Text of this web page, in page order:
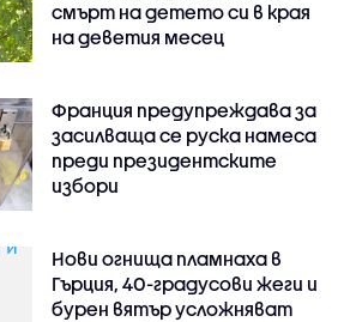
смърт на детето си в края
на деветия месец
Франция предупреждава за
засилваща се руска намеса
преди президентските
избори
Нови огнища пламнаха в
Гърция, 40-градусови жеги и
бурен вятър усложняват